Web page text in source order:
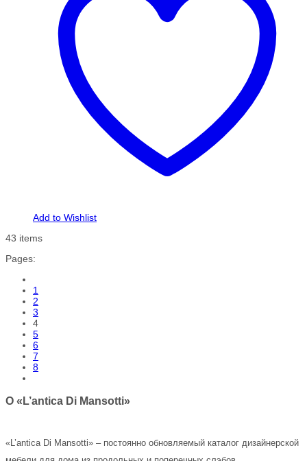
Add to Wishlist
43 items
Pages:
1
2
3
4
5
6
7
8
О «L’antica Di Mansotti»
«L’antica Di Mansotti» – постоянно обновляемый каталог дизайнерской